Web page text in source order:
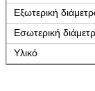
Εξωτερική
Εσωτερική
Υλικό